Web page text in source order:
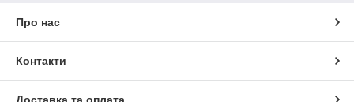
Про нас
Контакти